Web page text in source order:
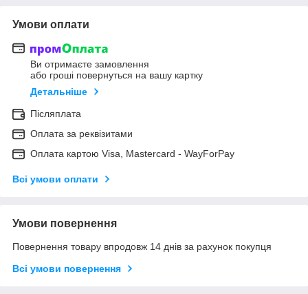
Умови оплати
Ви отримаєте замовлення
або гроші повернуться на вашу картку
Детальніше
Післяплата
Оплата за реквізитами
Оплата картою Visa, Mastercard - WayForPay
Всі умови оплати
Умови повернення
Повернення товару впродовж 14 днів за рахунок покупця
Всі умови повернення